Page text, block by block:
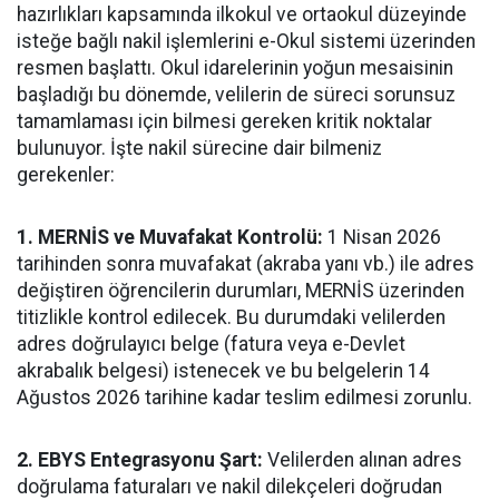
hazırlıkları kapsamında ilkokul ve ortaokul düzeyinde
isteğe bağlı nakil işlemlerini e-Okul sistemi üzerinden
resmen başlattı. Okul idarelerinin yoğun mesaisinin
başladığı bu dönemde, velilerin de süreci sorunsuz
tamamlaması için bilmesi gereken kritik noktalar
bulunuyor. İşte nakil sürecine dair bilmeniz
gerekenler:
1. MERNİS ve Muvafakat Kontrolü: 1 Nisan 2026
tarihinden sonra muvafakat (akraba yanı vb.) ile adres
değiştiren öğrencilerin durumları, MERNİS üzerinden
titizlikle kontrol edilecek. Bu durumdaki velilerden
adres doğrulayıcı belge (fatura veya e-Devlet
akrabalık belgesi) istenecek ve bu belgelerin 14
Ağustos 2026 tarihine kadar teslim edilmesi zorunlu.
2. EBYS Entegrasyonu Şart: Velilerden alınan adres
doğrulama faturaları ve nakil dilekçeleri doğrudan